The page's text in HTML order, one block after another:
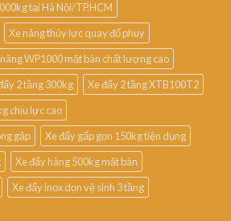
tại Hà Nội/TP.HCM
Xe nâng thủy lực quay đổ phuy
WP1000 mặt bàn chất lượng cao
2 tầng 300kg
Xe đẩy 2 tầng XTB100T2
chịu lực cao
gập
Xe đẩy gấp gọn 150kg tiện dụng
Xe đẩy hàng 500kg mặt bàn
Xe đẩy inox dọn vệ sinh 3 tầng